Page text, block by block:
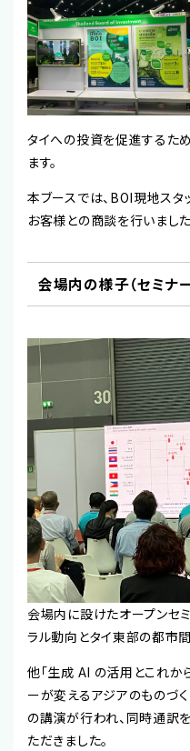
タイへの投資を促進するた
ます。
本ブースでは、BOI現地スタ
お客様との商談を行いました
会場内の様子（セミナー
会場内に設けたオープンセ
ラル動向とタイ東部の都市
他「生成 AI の活用とこれか
ーが変えるアジアのものづ
の講演が行われ、同時通訳
ただきました。